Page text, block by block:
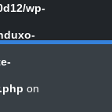
wp-
on